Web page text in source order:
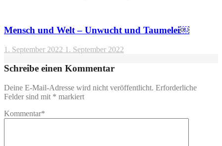
Mensch und Welt – Unwucht und Taumelei￼
1. September 2022 1. September 2022
Schreibe einen Kommentar
Deine E-Mail-Adresse wird nicht veröffentlicht. Erforderliche
Felder sind mit * markiert
Kommentar*